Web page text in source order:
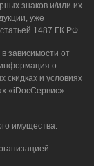
знаков и/или их
уже
1487 ГК РФ.
зависимости от
о
скидках и условиях
«iDocСервис».
имущества: